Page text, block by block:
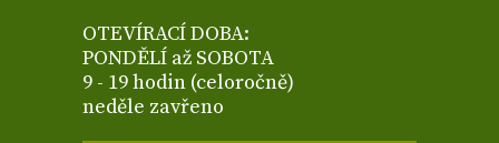
OTEVÍRACÍ DOBA:
PONDĚLÍ až SOBOTA
9 - 19 hodin (celoročně)
neděle zavřeno